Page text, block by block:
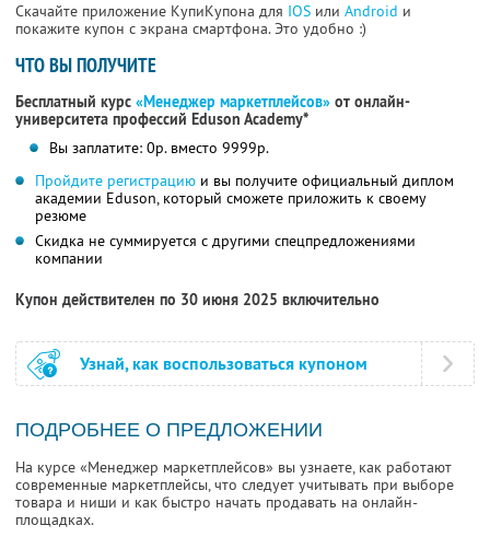
Скачайте приложение КупиКупона для IOS или Android и
покажите купон с экрана смартфона. Это удобно :)
ЧТО ВЫ ПОЛУЧИТЕ
Бесплатный курс «Менеджер маркетплейсов» от онлайн-
университета профессий Eduson Academy*
Вы заплатите: 0р. вместо 9999р.
Пройдите регистрацию и вы получите официальный диплом
академии Eduson, который сможете приложить к своему
резюме
Скидка не суммируется с другими спецпредложениями
компании
Купон действителен по 30 июня 2025 включительно
Узнай, как воспользоваться купоном
ПОДРОБНЕЕ О ПРЕДЛОЖЕНИИ
На курсе «Менеджер маркетплейсов» вы узнаете, как работают
современные маркетплейсы, что следует учитывать при выборе
товара и ниши и как быстро начать продавать на онлайн-
площадках.